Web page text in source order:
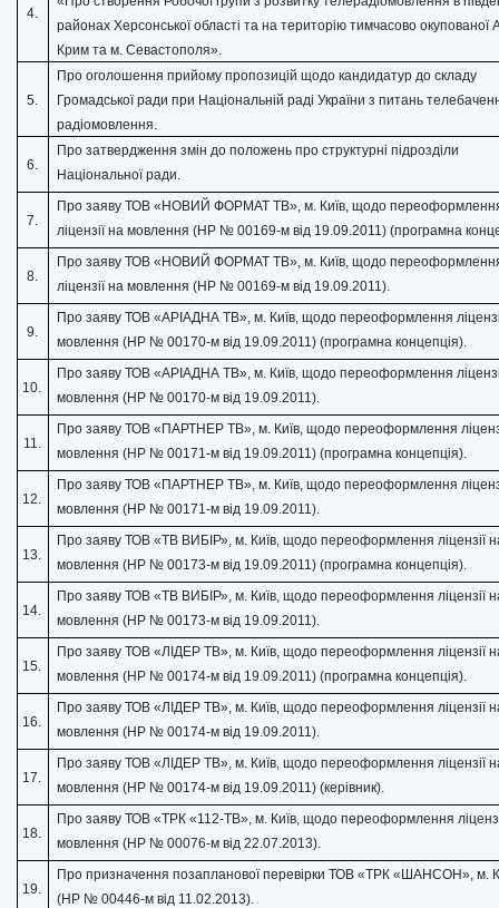
4.
районах Херсонської області та на територію тимчасово окупованої
Крим та м. Севастополя».
5.
Про оголошення прийому пропозицій щодо кандидатур до складу
Громадської ради при Національній раді України з питань
радіомовлення.
6.
Про затвердження змін до положень про структурні підрозділи
Національної ради.
7.
Про заяву ТОВ «НОВИЙ ФОРМАТ ТВ», м. Київ, щодо
ліцензії на мовлення (НР № 00169-м від 19.09.2011) (програмна
8.
Про заяву ТОВ «НОВИЙ ФОРМАТ ТВ», м. Київ, щодо
ліцензії на мовлення (НР № 00169-м від 19.09.2011).
9.
Про заяву ТОВ «АРІАДНА ТВ», м. Київ, щодо переоформлення
мовлення (НР № 00170-м від 19.09.2011) (програмна концепція).
10.
Про заяву ТОВ «АРІАДНА ТВ», м. Київ, щодо переоформлення
мовлення (НР № 00170-м від 19.09.2011).
11.
Про заяву ТОВ «ПАРТНЕР ТВ», м. Київ, щодо переоформлення
мовлення (НР № 00171-м від 19.09.2011) (програмна концепція).
12.
Про заяву ТОВ «ПАРТНЕР ТВ», м. Київ, щодо переоформлення
мовлення (НР № 00171-м від 19.09.2011).
13.
Про заяву ТОВ «ТВ ВИБІР», м. Київ, щодо переоформлення ліцензії
мовлення (НР № 00173-м від 19.09.2011) (програмна концепція).
14.
Про заяву ТОВ «ТВ ВИБІР», м. Київ, щодо переоформлення ліцензії
мовлення (НР № 00173-м від 19.09.2011).
15.
Про заяву ТОВ «ЛІДЕР ТВ», м. Київ, щодо переоформлення ліцензії
мовлення (НР № 00174-м від 19.09.2011) (програмна концепція).
16.
Про заяву ТОВ «ЛІДЕР ТВ», м. Київ, щодо переоформлення ліцензії
мовлення (НР № 00174-м від 19.09.2011).
17.
Про заяву ТОВ «ЛІДЕР ТВ», м. Київ, щодо переоформлення ліцензії
мовлення (НР № 00174-м від 19.09.2011) (керівник).
18.
Про заяву ТОВ «ТРК «112-ТВ», м. Київ, щодо переоформлення
мовлення (НР № 00076-м від 22.07.2013).
19.
Про призначення позапланової перевірки ТОВ «ТРК «ШАНСОН», м.
(НР № 00446-м від 11.02.2013).